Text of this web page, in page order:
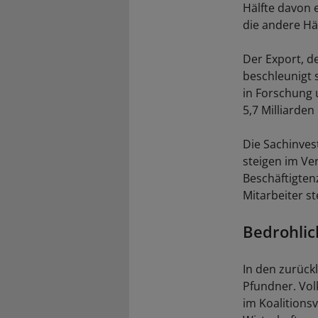
Hälfte davon
die andere
Der Export,
beschleunigt
in Forschung
5,7 Milliarden
Die
steigen im
Mitarbeiter
In den
Pfundner.
im